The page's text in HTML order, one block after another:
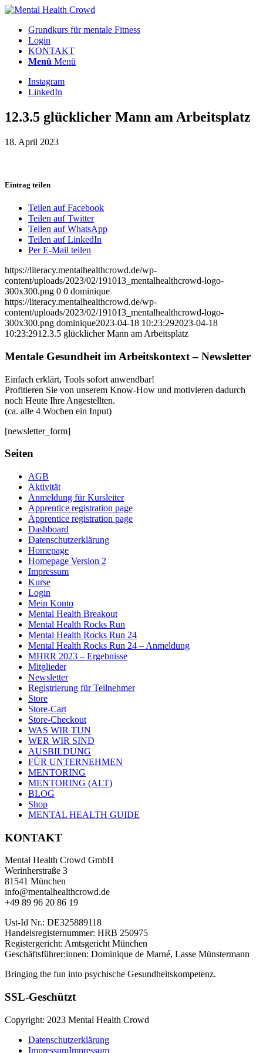
Grundkurs für mentale Fitness
Login
KONTAKT
Menü Menü
Instagram
LinkedIn
12.3.5 glücklicher Mann am Arbeitsplatz
18. April 2023
Eintrag teilen
Teilen auf Facebook
Teilen auf Twitter
Teilen auf WhatsApp
Teilen auf LinkedIn
Per E-Mail teilen
https://literacy.mentalhealthcrowd.de/wp-
content/uploads/2023/02/191013_mentalhealthcrowd-logo-
300x300.png 0 0 dominique
https://literacy.mentalhealthcrowd.de/wp-
content/uploads/2023/02/191013_mentalhealthcrowd-logo-
300x300.png dominique2023-04-18 10:23:292023-04-18
10:23:2912.3.5 glücklicher Mann am Arbeitsplatz
Mentale Gesundheit im Arbeitskontext – Newsletter
Einfach erklärt, Tools sofort anwendbar!
Profitieren Sie von unserem Know-How und motivieren dadurch
noch Heute Ihre Angestellten.
(ca. alle 4 Wochen ein Input)
[newsletter_form]
Seiten
AGB
Aktivität
Anmeldung für Kursleiter
Apprentice registration page
Apprentice registration page
Dashboard
Datenschutzerklärung
Homepage
Homepage Version 2
Impressum
Kurse
Login
Mein Konto
Mental Health Breakout
Mental Health Rocks Run
Mental Health Rocks Run 24
Mental Health Rocks Run 24 – Anmeldung
MHRR 2023 – Ergebnisse
Mitglieder
Newsletter
Registrierung für Teilnehmer
Store
Store-Cart
Store-Checkout
WAS WIR TUN
WER WIR SIND
AUSBILDUNG
FÜR UNTERNEHMEN
MENTORING
MENTORING (ALT)
BLOG
Shop
MENTAL HEALTH GUIDE
KONTAKT
Mental Health Crowd GmbH
Werinherstraße 3
81541 München
info@mentalhealthcrowd.de
+49 89 96 20 86 19
Ust-Id Nr.: DE325889118
Handelsregisternummer: HRB 250975
Registergericht: Amtsgericht München
Geschäftsführer:innen: Dominique de Marné, Lasse Münstermann
Bringing the fun into psychische Gesundheitskompetenz.
SSL-Geschützt
Copyright: 2023 Mental Health Crowd
Datenschutzerklärung
ImpressumImpressum